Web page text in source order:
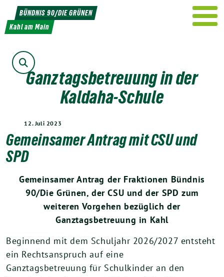
Weiter
zum
Inhalt
BÜNDNIS 90/DIE GRÜNEN
Kahl am Main
Suche
Ganztagsbetreuung in der
Kaldaha-Schule
12. Juli 2023
Gemeinsamer Antrag mit CSU und
SPD
Gemeinsamer Antrag der Fraktionen Bündnis
90/Die Grünen, der CSU und der SPD zum
weiteren Vorgehen bezüglich der
Ganztagsbetreuung in Kahl
Beginnend mit dem Schuljahr 2026/2027 entsteht
ein Rechtsanspruch auf eine
Ganztagsbetreuung für Schulkinder an den